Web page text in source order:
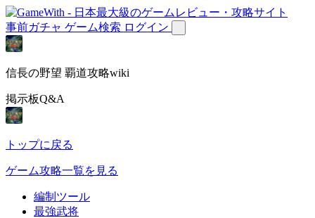
事前ガチャ ゲーム検索 ログイン
信長の野望 覇道攻略wiki
掲示板Q&A
トップに戻る
ゲーム攻略一覧を見る
編制ツール
最強武将